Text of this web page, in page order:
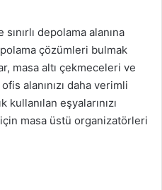
depolama alanına
çözümleri bulmak
masa altı çekmeceleri ve
alanınızı daha verimli
kullanılan eşyalarınızı
masa üstü organizatörleri